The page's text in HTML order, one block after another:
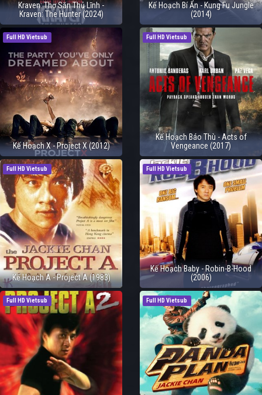
Kraven: Thợ Săn Thủ Lĩnh -
Kraven: The Hunter (2024)
Kế Hoạch Bí Ẩn - Kung Fu Jungle
(2014)
Full HD Vietsub
Kế Hoạch X - Project X (2012)
Full HD Vietsub
Kế Hoạch Báo Thù - Acts of
Vengeance (2017)
Full HD Vietsub
Kế Hoạch A - Project A (1983)
Full HD Vietsub
Kế Hoạch Baby - Robin-B-Hood
(2006)
Full HD Vietsub Full HD Vietsub